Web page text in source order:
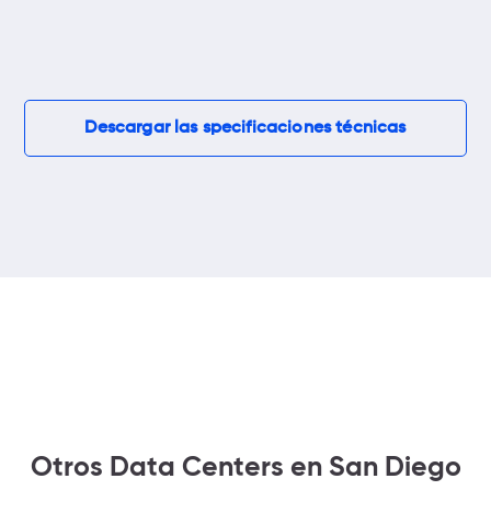
Descargar las specificaciones técnicas
Otros Data Centers en San Diego